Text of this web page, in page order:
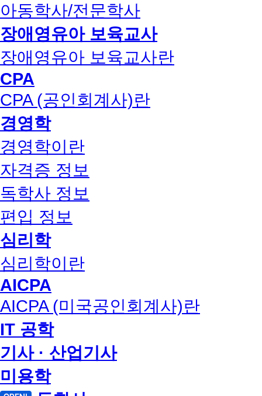
아동학사/전문학사
장애영유아 보육교사
장애영유아 보육교사란
CPA
CPA (공인회계사)란
경영학
경영학이란
자격증 정보
독학사 정보
편입 정보
심리학
심리학이란
AICPA
AICPA (미국공인회계사)란
IT 공학
기사 · 산업기사
미용학